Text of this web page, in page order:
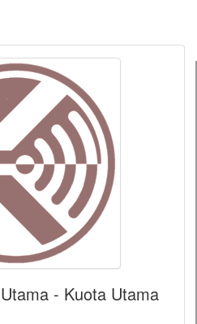
- Kuota Utama